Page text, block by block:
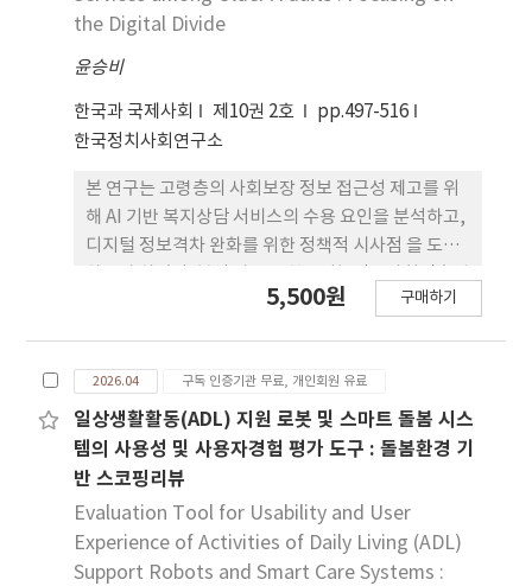
로 높은 정확도에 도달했다고 보기 는 어려웠다. 둘째,
오류는 특히 도발적 사건의 판정에서 가장 빈번하게
나타났으며, 이는 발단이 되는 사건과 도발적 사건을
로 보인다. 셋째, 보편적 대중 영화와 특정 감독 작품
군 사이에서 분석 정확도의 뚜렷한 차이는 확인되지
않았 다. 결론적으로 생성형 AI 기반 스토리텔링 분석
은 작품 이해 초기의 요 약과 탐색 단계에서 보조적으
로 활용될 수 있으나, 현 단계에서는 정확 성의 변동성
으로 인해 분석의 객관성을 단독으로 담보하기 어렵
다. 본 연구는 현시점 AI의 영화 스토리텔링 분석 정확
아닌 비판적 재검토의 대상으로 활용할 필요가 있음
을 시사 한다.
the Digital Divide
윤승비
한국과 국제사회 제10권 2호
pp.497-516
한국정치사회연구소
본 연구는 고령층의 사회보장 정보 접근성 제고를 위
해 AI 기반 복지상담 서비스의 수용 요인을 분석하고,
디지털 정보격차 완화를 위한 정책적 시사점 을 도출
(NIA)이 실시한 20 23년 「디지털 정보격차 실태조
접근, 디지털 역량, 디지털 활용 지수는 모두 AI 기반
복지상담 서비스 수용도와 유의한 정(+)의 관련성을
보였다. 또한 기초연금 인지도와 노인장기요양서비스
이용 경험은 디 지털 요인을 통제한 이후에도 AI 상담
서비스 수용도와 유의미한 관련성을 나 타냈다. 이는
기존 복지제도에 대한 인식과 이용 경험이 신기술 기
반 복지서비 스 수용과 연관될 수 있음을 시사한다.
5,500원 구매하기
2026.04 구독 인증기관 무료, 개인회원 유료
일상생활활동(ADL) 지원 로봇 및 스마트 돌봄 시스
템의 사용성 및 사용자경험 평가 도구 : 돌봄환경 기
반 스코핑리뷰
Evaluation Tool for Usability and User
Experience of Activities of Daily Living (ADL)
Support Robots and Smart Care Systems :